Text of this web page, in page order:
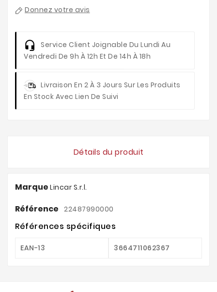
Donnez votre avis
Service Client Joignable Du Lundi Au
Vendredi De 9h À 12h Et De 14h À 18h
Livraison En 2 À 3 Jours Sur Les Produits
En Stock Avec Lien De Suivi
Détails du produit
Marque Lincar S.r.l.
Référence 22487990000
Références spécifiques
EAN-13 3664711062367